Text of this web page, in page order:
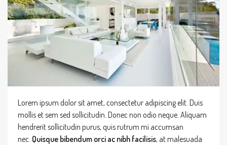
Lorem ipsum dolor sit amet, consectetur adipiscing elit. Duis
mollis et sem sed sollicitudin. Donec non odio neque. Aliquam
hendrerit sollicitudin purus, quis rutrum mi accumsan
nec. Quisque bibendum orci ac nibh facilisis, at malesuada